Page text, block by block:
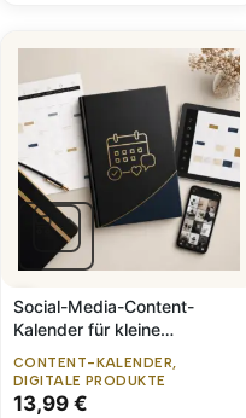
Social-Media-Content-
Kalender für kleine
CONTENT-KALENDER,
DIGITALE PRODUKTE
13,99 €